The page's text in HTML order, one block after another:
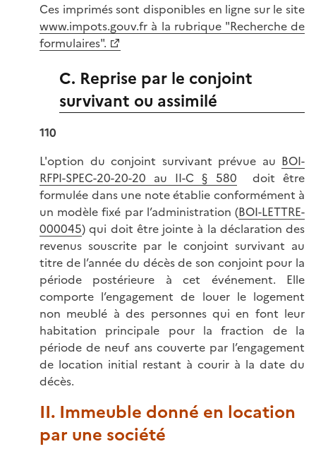
Ces imprimés sont disponibles en ligne sur le site
www.impots.gouv.fr à la rubrique "Recherche de
formulaires".
C. Reprise par le conjoint
survivant ou assimilé
110
L'option du conjoint survivant prévue au BOI-
RFPI-SPEC-20-20-20 au II-C § 580 doit être
formulée dans une note établie conformément à
un modèle fixé par l’administration (BOI-LETTRE-
000045) qui doit être jointe à la déclaration des
revenus souscrite par le conjoint survivant au
titre de l’année du décès de son conjoint pour la
période postérieure à cet événement. Elle
comporte l’engagement de louer le logement
non meublé à des personnes qui en font leur
habitation principale pour la fraction de la
période de neuf ans couverte par l’engagement
de location initial restant à courir à la date du
décès.
II. Immeuble donné en location
par une société